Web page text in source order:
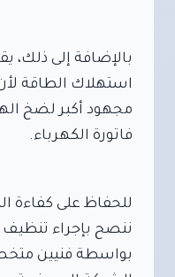
بالإضافة إلى ذلك،
استهلاك الطاقة
مجهود أكبر لضخ
فاتورة الكهرباء.
للحفاظ على كفاءة
ننصح بإجراء تنظيف
بواسطة فنيين